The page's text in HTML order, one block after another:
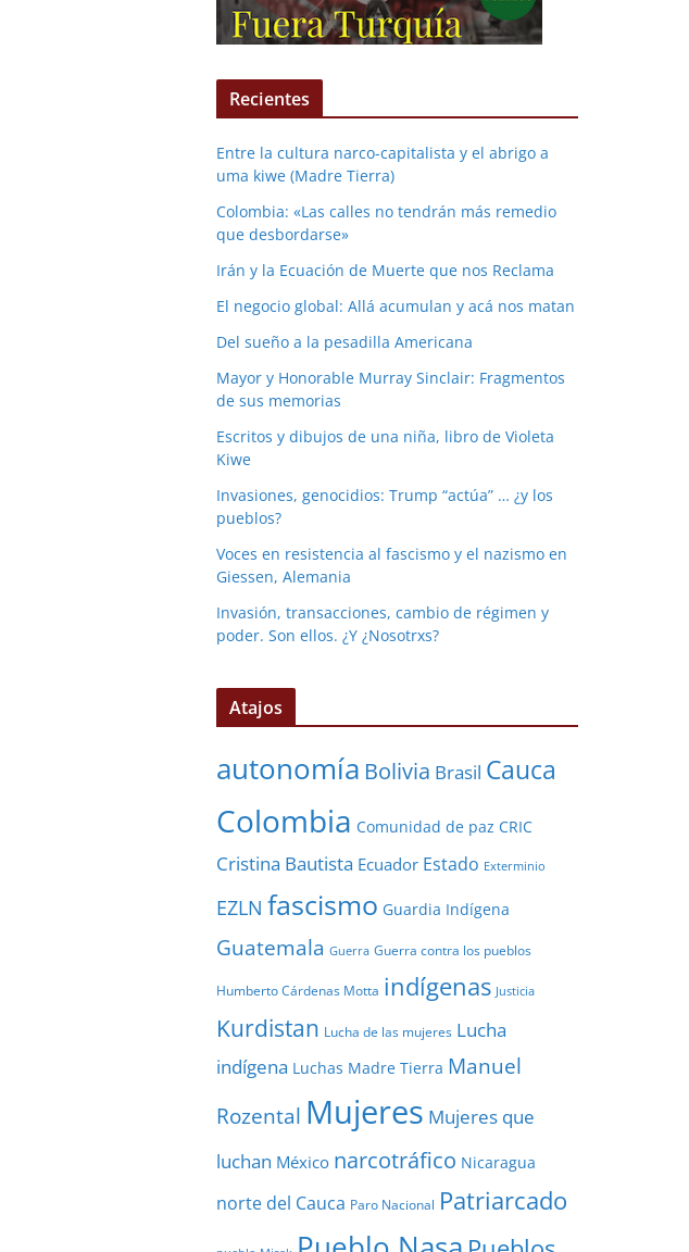
Recientes
Entre la cultura narco-capitalista y el abrigo a
uma kiwe (Madre Tierra)
Colombia: «Las calles no tendrán más remedio
que desbordarse»
Irán y la Ecuación de Muerte que nos Reclama
El negocio global: Allá acumulan y acá nos matan
Del sueño a la pesadilla Americana
Mayor y Honorable Murray Sinclair: Fragmentos
de sus memorias
Escritos y dibujos de una niña, libro de Violeta
Kiwe
Invasiones, genocidios: Trump “actúa” … ¿y los
pueblos?
Voces en resistencia al fascismo y el nazismo en
Giessen, Alemania
Invasión, transacciones, cambio de régimen y
poder. Son ellos. ¿Y ¿Nosotrxs?
Atajos
autonomía Bolivia Brasil Cauca
Colombia Comunidad de paz CRIC
Cristina Bautista Ecuador Estado Exterminio
EZLN fascismo Guardia Indígena
Guatemala Guerra Guerra contra los pueblos
Humberto Cárdenas Motta indígenas Justicia
Kurdistan Lucha de las mujeres Lucha
indígena Luchas Madre Tierra Manuel
Rozental Mujeres Mujeres que
luchan México narcotráfico Nicaragua
norte del Cauca Paro Nacional Patriarcado